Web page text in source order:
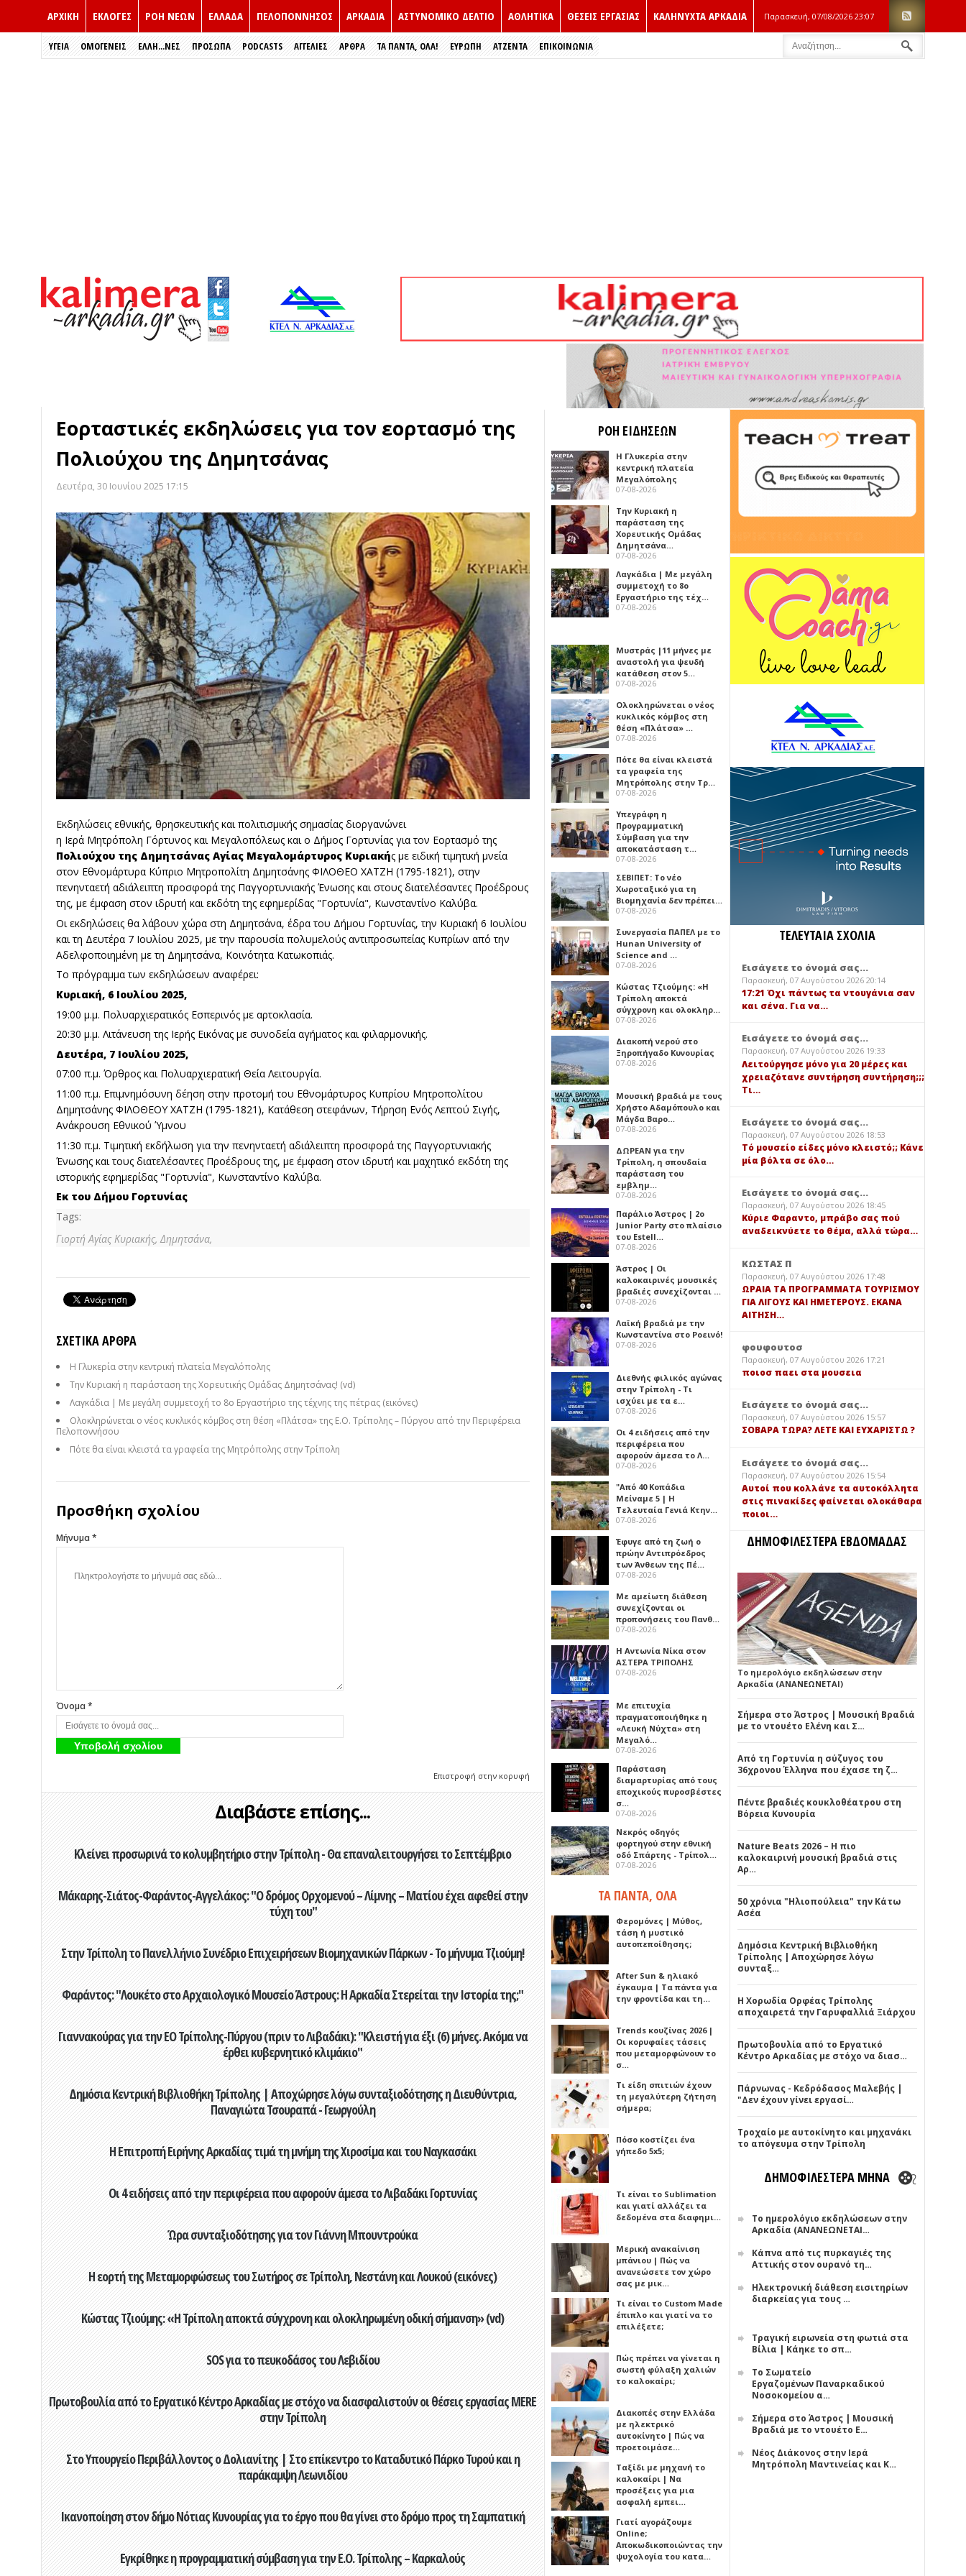
ΑΡΧΙΚΗ ΕΚΛΟΓΈΣ ΡΟΗ ΝΕΩΝ ΕΛΛΑΔΑ ΠΕΛΟΠΟΝΝΗΣΟΣ ΑΡΚΑΔΙΑ ΑΣΤΥΝΟΜΙΚΟ ΔΕΛΤΙΟ ΑΘΛΗΤΙΚΑ ΘΕΣΕΙΣ ΕΡΓΑΣΙΑΣ ΚΑΛΗΝΥΧΤΑ ΑΡΚΑΔΙΑ Παρασκευή, 07/08/2026 23:07
ΥΓΕΙΑ ΟΜΟΓΕΝΕΙΣ ΈΛΛΗ...ΝΕΣ ΠΡΌΣΩΠΑ PODCASTS ΑΓΓΕΛΙΕΣ ΑΡΘΡΑ ΤΑ ΠΑΝΤΑ, ΟΛΑ! ΕΥΡΏΠΗ ΑΤΖΕΝΤΑ ΕΠΙΚΟΙΝΩΝΙΑ
Εορταστικές εκδηλώσεις για τον εορτασμό της
Πολιούχου της Δημητσάνας
Δευτέρα, 30 Ιουνίου 2025 17:15
Εκδηλώσεις εθνικής, θρησκευτικής και πολιτισμικής σημασίας διοργανώνει
η Ιερά Μητρόπολη Γόρτυνος και Μεγαλοπόλεως και ο Δήμος Γορτυνίας για τον Εορτασμό της
Πολιούχου της Δημητσάνας Αγίας Μεγαλομάρτυρος Κυριακής με ειδική τιμητική μνεία
στον Εθνομάρτυρα Κύπριο Μητροπολίτη Δημητσάνης ΦΙΛΟΘΕΟ ΧΑΤΖΗ (1795-1821), στην
πενηνταετή αδιάλειπτη προσφορά της Παγγορτυνιακής Ένωσης και στους διατελέσαντες Προέδρους
της, με έμφαση στον ιδρυτή και εκδότη της εφημερίδας "Γορτυνία", Κωνσταντίνο Καλύβα.
Οι εκδηλώσεις θα λάβουν χώρα στη Δημητσάνα, έδρα του Δήμου Γορτυνίας, την Κυριακή 6 Ιουλίου
και τη Δευτέρα 7 Ιουλίου 2025, με την παρουσία πολυμελούς αντιπροσωπείας Κυπρίων από την
Αδελφοποιημένη με τη Δημητσάνα, Κοινότητα Κατωκοπιάς.
Το πρόγραμμα των εκδηλώσεων αναφέρει:
Κυριακή, 6 Ιουλίου 2025,
19:00 μ.μ. Πολυαρχιερατικός Εσπερινός με αρτοκλασία.
20:30 μ.μ. Λιτάνευση της Ιερής Εικόνας με συνοδεία αγήματος και φιλαρμονικής.
Δευτέρα, 7 Ιουλίου 2025,
07:00 π.μ. Όρθρος και Πολυαρχιερατική Θεία Λειτουργία.
11:00 π.μ. Επιμνημόσυνη δέηση στην προτομή του Εθνομάρτυρος Κυπρίου Μητροπολίτου
Δημητσάνης ΦΙΛΟΘΕΟΥ ΧΑΤΖΗ (1795-1821), Κατάθεση στεφάνων, Τήρηση Ενός Λεπτού Σιγής,
Ανάκρουση Εθνικού Ύμνου
11:30 π.μ. Τιμητική εκδήλωση για την πενηνταετή αδιάλειπτη προσφορά της Παγγορτυνιακής
Ένωσης και τους διατελέσαντες Προέδρους της, με έμφαση στον ιδρυτή και μαχητικό εκδότη της
ιστορικής εφημερίδας "Γορτυνία", Κωνσταντίνο Καλύβα.
Εκ του Δήμου Γορτυνίας
Tags:
Γιορτή Αγίας Κυριακής,Δημητσάνα,
ΣΧΕΤΙΚΆ ΆΡΘΡΑ
Η Γλυκερία στην κεντρική πλατεία Μεγαλόπολης
Την Κυριακή η παράσταση της Χορευτικής Ομάδας Δημητσάνας! (vd)
Λαγκάδια | Με μεγάλη συμμετοχή το 8ο Εργαστήριο της τέχνης της πέτρας (εικόνες)
Ολοκληρώνεται ο νέος κυκλικός κόμβος στη θέση «Πλάτσα» της Ε.Ο. Τρίπολης – Πύργου από την Περιφέρεια
Πελοποννήσου
Πότε θα είναι κλειστά τα γραφεία της Μητρόπολης στην Τρίπολη
Προσθήκη σχολίου
Μήνυμα *
Όνομα *
Επιστροφή στην κορυφή
Διαβάστε επίσης...
Κλείνει προσωρινά το κολυμβητήριο στην Τρίπολη - Θα επαναλειτουργήσει το Σεπτέμβριο
Μάκαρης-Σιάτος-Φαράντος-Αγγελάκος: "Ο δρόμος Ορχομενού – Λίμνης – Ματίου έχει αφεθεί στην
τύχη του"
Στην Τρίπολη το Πανελλήνιο Συνέδριο Επιχειρήσεων Βιομηχανικών Πάρκων - Το μήνυμα Τζιούμη!
Φαράντος: "Λουκέτο στο Αρχαιολογικό Μουσείο Άστρους: Η Αρκαδία Στερείται την Ιστορία της;"
Γιαννακούρας για την EO Τρίπολης-Πύργου (πριν το Λιβαδάκι): "Κλειστή για έξι (6) μήνες. Ακόμα να
έρθει κυβερνητικό κλιμάκιο"
Δημόσια Κεντρική Βιβλιοθήκη Τρίπολης | Αποχώρησε λόγω συνταξιοδότησης η Διευθύντρια,
Παναγιώτα Τσουραπά - Γεωργούλη
Η Επιτροπή Ειρήνης Αρκαδίας τιμά τη μνήμη της Χιροσίμα και του Ναγκασάκι
Οι 4 ειδήσεις από την περιφέρεια που αφορούν άμεσα το Λιβαδάκι Γορτυνίας
Ώρα συνταξιοδότησης για τον Γιάννη Μπουντρούκα
Η εορτή της Μεταμορφώσεως του Σωτήρος σε Τρίπολη, Νεστάνη και Λουκού (εικόνες)
Κώστας Τζιούμης: «Η Τρίπολη αποκτά σύγχρονη και ολοκληρωμένη οδική σήμανση» (vd)
SOS για το πευκοδάσος του Λεβιδίου
Πρωτοβουλία από το Εργατικό Κέντρο Αρκαδίας με στόχο να διασφαλιστούν οι θέσεις εργασίας MERE
στην Τρίπολη
Στο Υπουργείο Περιβάλλοντος ο Δολιανίτης | Στο επίκεντρο το Καταδυτικό Πάρκο Τυρού και η
παράκαμψη Λεωνιδίου
Ικανοποίηση στον δήμο Νότιας Κυνουρίας για το έργο που θα γίνει στο δρόμο προς τη Σαμπατική
Εγκρίθηκε η προγραμματική σύμβαση για την Ε.Ο. Τρίπολης – Καρκαλούς
ΡΟΗ ΕΙΔΗΣΕΩΝ
Η Γλυκερία στην
κεντρική πλατεία
Μεγαλόπολης
07-08-2026
Την Κυριακή η
παράσταση της
Χορευτικής Ομάδας
Δημητσάνα…
07-08-2026
Λαγκάδια | Με μεγάλη
συμμετοχή το 8ο
Εργαστήριο της τέχ…
07-08-2026
Μυστράς |11 μήνες με
αναστολή για ψευδή
κατάθεση στον 5…
07-08-2026
Ολοκληρώνεται ο νέος
κυκλικός κόμβος στη
θέση «Πλάτσα» …
07-08-2026
Πότε θα είναι κλειστά
τα γραφεία της
Μητρόπολης στην Τρ…
07-08-2026
Υπεγράφη η
Προγραμματική
Σύμβαση για την
αποκατάσταση τ…
07-08-2026
ΣΕΒΙΠΕΤ: Το νέο
Χωροταξικό για τη
Βιομηχανία δεν πρέπει…
07-08-2026
Συνεργασία ΠΑΠΕΛ με το
Hunan University of
Science and …
07-08-2026
Κώστας Τζιούμης: «Η
Τρίπολη αποκτά
σύγχρονη και ολοκληρ…
07-08-2026
Διακοπή νερού στο
Ξηροπήγαδο Κυνουρίας
07-08-2026
Μουσική βραδιά με τους
Χρήστο Αδαμόπουλο και
Μάγδα Βαρο…
07-08-2026
ΔΩΡΕΑΝ για την
Τρίπολη, η σπουδαία
παράσταση του
εμβλημ…
07-08-2026
Παράλιο Άστρος | 2ο
Junior Party στο πλαίσιο
του Estell…
07-08-2026
Άστρος | Οι
καλοκαιρινές μουσικές
βραδιές συνεχίζονται …
07-08-2026
Λαϊκή βραδιά με την
Κωνσταντίνα στο Ροεινό!
07-08-2026
Διεθνής φιλικός αγώνας
στην Τρίπολη - Τι
ισχύει με τα ε…
07-08-2026
Οι 4 ειδήσεις από την
περιφέρεια που
αφορούν άμεσα το Λ…
07-08-2026
"Από 40 Κοπάδια
Μείναμε 5 | Η
Τελευταία Γενιά Κτην…
07-08-2026
Έφυγε από τη ζωή ο
πρώην Αντιπρόεδρος
των Άνθεων της Πέ…
07-08-2026
Με αμείωτη διάθεση
συνεχίζονται οι
προπονήσεις του Πανθ…
07-08-2026
Η Αντωνία Νίκα στον
ΑΣΤΕΡΑ ΤΡΙΠΟΛΗΣ
07-08-2026
Με επιτυχία
πραγματοποιήθηκε η
«Λευκή Νύχτα» στη
Μεγαλό…
07-08-2026
Παράσταση
διαμαρτυρίας από τους
εποχικούς πυροσβέστες
σ…
07-08-2026
Νεκρός οδηγός
φορτηγού στην εθνική
οδό Σπάρτης - Τρίπολ…
07-08-2026
ΤΑ ΠΑΝΤΑ, ΟΛΑ
Φερομόνες | Μύθος,
τάση ή μυστικό
αυτοπεποίθησης;
After Sun & ηλιακό
έγκαυμα | Τα πάντα για
την φροντίδα και τη…
Trends κουζίνας 2026 |
Οι κορυφαίες τάσεις
που μεταμορφώνουν το
σ…
Τι είδη σπιτιών έχουν
τη μεγαλύτερη ζήτηση
σήμερα;
Πόσο κοστίζει ένα
γήπεδο 5x5;
Τι είναι το Sublimation
και γιατί αλλάζει τα
δεδομένα στα διαφημι…
Μερική ανακαίνιση
μπάνιου | Πώς να
ανανεώσετε τον χώρο
σας με μικ…
Τι είναι το Custom Made
έπιπλο και γιατί να το
επιλέξετε;
Πώς πρέπει να γίνεται η
σωστή φύλαξη χαλιών
το καλοκαίρι;
Διακοπές στην Ελλάδα
με ηλεκτρικό
αυτοκίνητο | Πώς να
προετοιμάσε…
Ταξίδι με μηχανή το
καλοκαίρι | Να
προσέξεις για μια
ασφαλή εμπει…
Γιατί αγοράζουμε
Online;
Αποκωδικοποιώντας την
ψυχολογία του κατα…
ΤΕΛΕΥΤΑΙΑ ΣΧΟΛΙΑ
Εισάγετε το όνομά σας...
Παρασκευή, 07 Αυγούστου 2026 20:14
17:21 Όχι πάντως τα ντουγάνια σαν
και σένα. Για να…
Εισάγετε το όνομά σας...
Παρασκευή, 07 Αυγούστου 2026 19:33
Λειτούργησε μόνο για 20 μέρες και
χρειαζότανε συντήρηση συντήρηση;;;
Τι…
Εισάγετε το όνομά σας...
Παρασκευή, 07 Αυγούστου 2026 18:53
Τό μουσείο είδες μόνο κλειστό;; Κάνε
μία βόλτα σε όλο…
Εισάγετε το όνομά σας...
Παρασκευή, 07 Αυγούστου 2026 18:45
Κύριε Φαραντο, μπράβο σας πού
αναδεικνύετε το θέμα, αλλά τώρα…
ΚΩΣΤΑΣ Π
Παρασκευή, 07 Αυγούστου 2026 17:48
ΩΡΑΙΑ ΤΑ ΠΡΟΓΡΑΜΜΑΤΑ ΤΟΥΡΙΣΜΟΥ
ΓΙΑ ΛΙΓΟΥΣ ΚΑΙ ΗΜΕΤΕΡΟΥΣ. ΕΚΑΝΑ
ΑΙΤΗΣΗ…
φουφουτοσ
Παρασκευή, 07 Αυγούστου 2026 17:21
ποιοσ παει στα μουσεια
Εισάγετε το όνομά σας...
Παρασκευή, 07 Αυγούστου 2026 15:57
ΣΟΒΑΡΑ ΤΩΡΑ? ΛΕΤΕ ΚΑΙ ΕΥΧΑΡΙΣΤΩ ?
Εισάγετε το όνομά σας...
Παρασκευή, 07 Αυγούστου 2026 15:54
Αυτοί που κολλάνε τα αυτοκόλλητα
στις πινακίδες φαίνεται ολοκάθαρα
ποιοι…
ΔΗΜΟΦΙΛΕΣΤΕΡΑ ΕΒΔΟΜΑΔΑΣ
Το ημερολόγιο εκδηλώσεων στην
Αρκαδία (ΑΝΑΝΕΩΝΕΤΑΙ)
Σήμερα στο Άστρος | Μουσική Βραδιά
με το ντουέτο Ελένη και Σ…
Από τη Γορτυνία η σύζυγος του
36χρονου Έλληνα που έχασε τη ζ…
Πέντε βραδιές κουκλοθέατρου στη
Βόρεια Κυνουρία
Nature Beats 2026 – Η πιο
καλοκαιρινή μουσική βραδιά στις
Αρ…
50 χρόνια "Ηλιοπούλεια" την Κάτω
Ασέα
Δημόσια Κεντρική Βιβλιοθήκη
Τρίπολης | Αποχώρησε λόγω
συνταξ…
Η Χορωδία Ορφέας Τρίπολης
αποχαιρετά την Γαρυφαλλιά Ξιάρχου
Πρωτοβουλία από το Εργατικό
Κέντρο Αρκαδίας με στόχο να διασ…
Πάρνωνας - Κεδρόδασος Μαλεβής |
"Δεν έχουν γίνει εργασί…
Τροχαίο με αυτοκίνητο και μηχανάκι
το απόγευμα στην Τρίπολη
ΔΗΜΟΦΙΛΕΣΤΕΡΑ ΜΗΝΑ
Το ημερολόγιο εκδηλώσεων στην
Αρκαδία (ΑΝΑΝΕΩΝΕΤΑΙ…
Κάπνα από τις πυρκαγιές της
Αττικής στον ουρανό τη…
Ηλεκτρονική διάθεση εισιτηρίων
διαρκείας για τους …
Τραγική ειρωνεία στη φωτιά στα
Βίλια | Κάηκε το σπ…
Το Σωματείο
Εργαζομένων Παναρκαδικού
Νοσοκομείου α…
Σήμερα στο Άστρος | Μουσική
Βραδιά με το ντουέτο Ε…
Νέος Διάκονος στην Ιερά
Μητρόπολη Μαντινείας και Κ…